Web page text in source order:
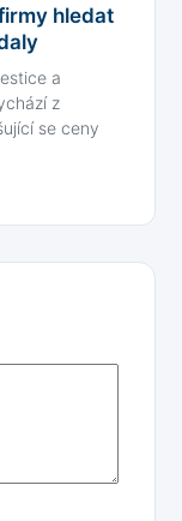
hledat
a
z
se ceny